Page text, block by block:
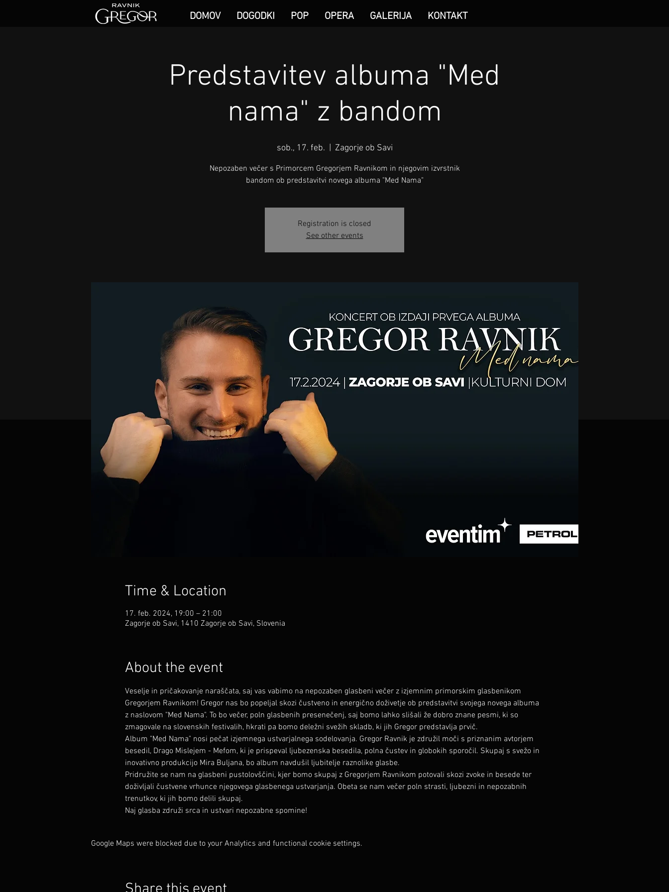
DOMOV DOGODKI POP OPERA GALERIJA KONTAKT
Predstavitev albuma "Med
nama" z bandom
sob., 17. feb. Zagorje ob Savi
Nepozaben večer s Primorcem Gregorjem Ravnikom in njegovim izvrstnik
bandom ob predstavitvi novega albuma "Med Nama"
Registration is closed
See other events
Time & Location
17. feb. 2024, 19:00 – 21:00
Zagorje ob Savi, 1410 Zagorje ob Savi, Slovenia
About the event
Veselje in pričakovanje naraščata, saj vas vabimo na nepozaben glasbeni večer z izjemnim primorskim glasbenikom
Gregorjem Ravnikom! Gregor nas bo popeljal skozi čustveno in energično doživetje ob predstavitvi svojega novega albuma
z naslovom "Med Nama". To bo večer, poln glasbenih presenečenj, saj bomo lahko slišali že dobro znane pesmi, ki so
zmagovale na slovenskih festivalih, hkrati pa bomo deležni svežih skladb, ki jih Gregor predstavlja prvič.
Album "Med Nama" nosi pečat izjemnega ustvarjalnega sodelovanja. Gregor Ravnik je združil moči s priznanim avtorjem
besedil, Drago Mislejem - Mefom, ki je prispeval ljubezenska besedila, polna čustev in globokih sporočil. Skupaj s svežo in
inovativno produkcijo Mira Buljana, bo album navdušil ljubitelje raznolike glasbe.
Pridružite se nam na glasbeni pustolovščini, kjer bomo skupaj z Gregorjem Ravnikom potovali skozi zvoke in besede ter
doživljali čustvene vrhunce njegovega glasbenega ustvarjanja. Obeta se nam večer poln strasti, ljubezni in nepozabnih
trenutkov, ki jih bomo delili skupaj.
Naj glasba združi srca in ustvari nepozabne spomine!
Google Maps were blocked due to your Analytics and functional cookie settings.